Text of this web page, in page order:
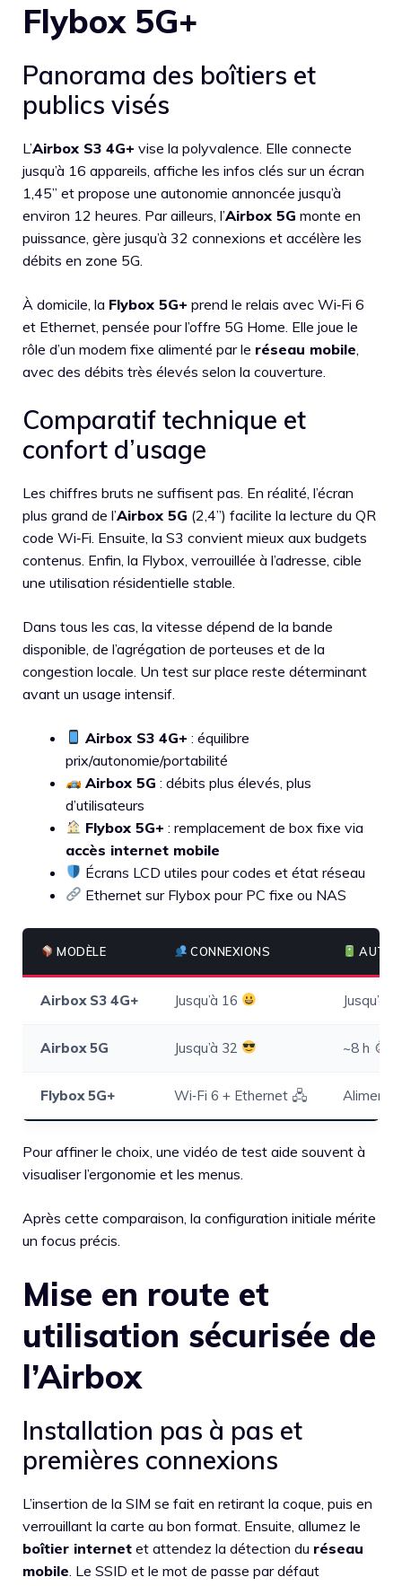
Flybox 5G+
Panorama des boîtiers et
publics visés
L’Airbox S3 4G+ vise la polyvalence. Elle connecte
jusqu’à 16 appareils, affiche les infos clés sur un écran
1,45” et propose une autonomie annoncée jusqu’à
environ 12 heures. Par ailleurs, l’Airbox 5G monte en
puissance, gère jusqu’à 32 connexions et accélère les
débits en zone 5G.
À domicile, la Flybox 5G+ prend le relais avec Wi‑Fi 6
et Ethernet, pensée pour l’offre 5G Home. Elle joue le
rôle d’un modem fixe alimenté par le réseau mobile
avec des débits très élevés selon la couverture.
Comparatif technique et
confort d’usage
Les chiffres bruts ne suffisent pas. En réalité, l’écran
plus grand de l’Airbox 5G (2,4”) facilite la lecture du QR
code Wi‑Fi. Ensuite, la S3 convient mieux aux budgets
contenus. Enfin, la Flybox, verrouillée à l’adresse, cible
une utilisation résidentielle stable.
Dans tous les cas, la vitesse dépend de la bande
disponible, de l’agrégation de porteuses et de la
congestion locale. Un test sur place reste déterminant
avant un usage intensif.
Airbox S3 4G+ : équilibre
prix/autonomie/portabilité
Airbox 5G : débits plus élevés, plus
d’utilisateurs
Flybox 5G+ : remplacement de box fixe via
accès internet mobile
Écrans LCD utiles pour codes et état réseau
Ethernet sur Flybox pour PC fixe ou NAS
MODÈLE CONNEXIONS
Airbox S3 4G+ Jusqu’à 16 Jusqu’à
Airbox 5G Jusqu’à 32 ~8 h
Flybox 5G+ Wi‑Fi 6 + Ethernet 🖧
Pour affiner le choix, une vidéo de test aide souvent à
visualiser l’ergonomie et les menus.
Après cette comparaison, la configuration initiale mérite
un focus précis.
Mise en route et
utilisation sécurisée de
l’Airbox
Installation pas à pas et
premières connexions
L’insertion de la SIM se fait en retirant la coque, puis en
verrouillant la carte au bon format. Ensuite, allumez le
boîtier internet et attendez la détection du réseau
mobile. Le SSID et le mot de passe par défaut